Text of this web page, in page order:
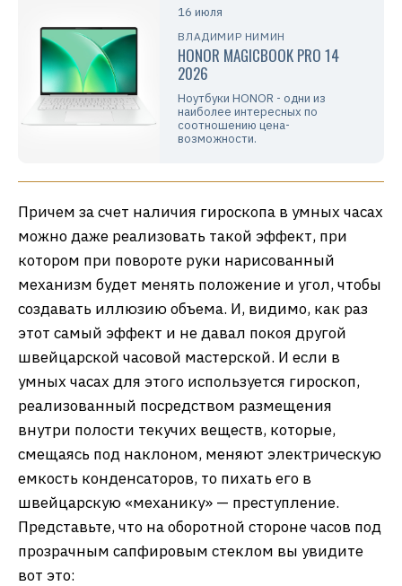
16 июля
ВЛАДИМИР НИМИН
HONOR MAGICBOOK PRO 14
2026
Ноутбуки HONOR - одни из
наиболее интересных по
соотношению цена-
возможности.
Причем за счет наличия гироскопа в умных часах
можно даже реализовать такой эффект, при
котором при повороте руки нарисованный
механизм будет менять положение и угол, чтобы
создавать иллюзию объема. И, видимо, как раз
этот самый эффект и не давал покоя другой
швейцарской часовой мастерской. И если в
умных часах для этого используется гироскоп,
реализованный посредством размещения
внутри полости текучих веществ, которые,
смещаясь под наклоном, меняют электрическую
емкость конденсаторов, то пихать его в
швейцарскую «механику» — преступление.
Представьте, что на оборотной стороне часов под
прозрачным сапфировым стеклом вы увидите
вот это: